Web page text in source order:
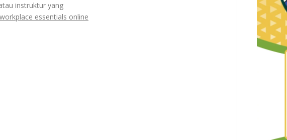
instruktur yang
essentials online